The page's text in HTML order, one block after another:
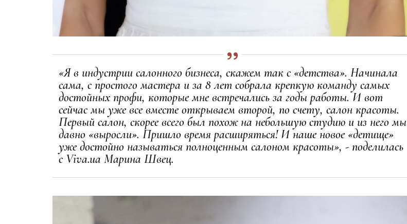
«Я в индустрии салонного бизнеса, скажем так с «детства». Начинала
сама, с простого мастера и за 8 лет собрала крепкую команду самых
достойных профи, которые мне встречались за годы работы. И вот
сейчас мы уже все вместе открываем второй, по счету, салон красоты.
Первый салон, скорее всего был похож на небольшую студию и из него мы
давно «выросли». Пришло время расширяться! И наше новое «детище»
уже достойно называться полноценным салоном красоты», - поделилась
с Viva.ua Марина Швец.